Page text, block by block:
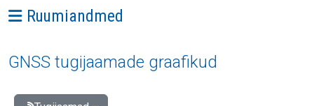
Ava menüü: Ruumiandmed
Ruumiandmed
GNSS tugijaamade graafikud